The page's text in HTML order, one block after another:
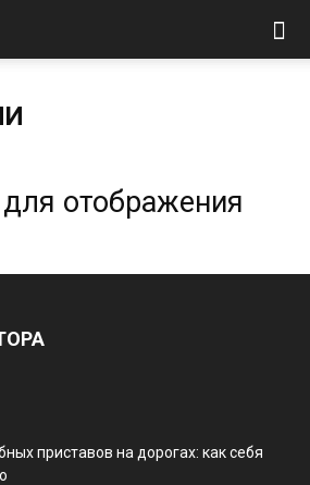
отображения
приставов на дорогах: как себя